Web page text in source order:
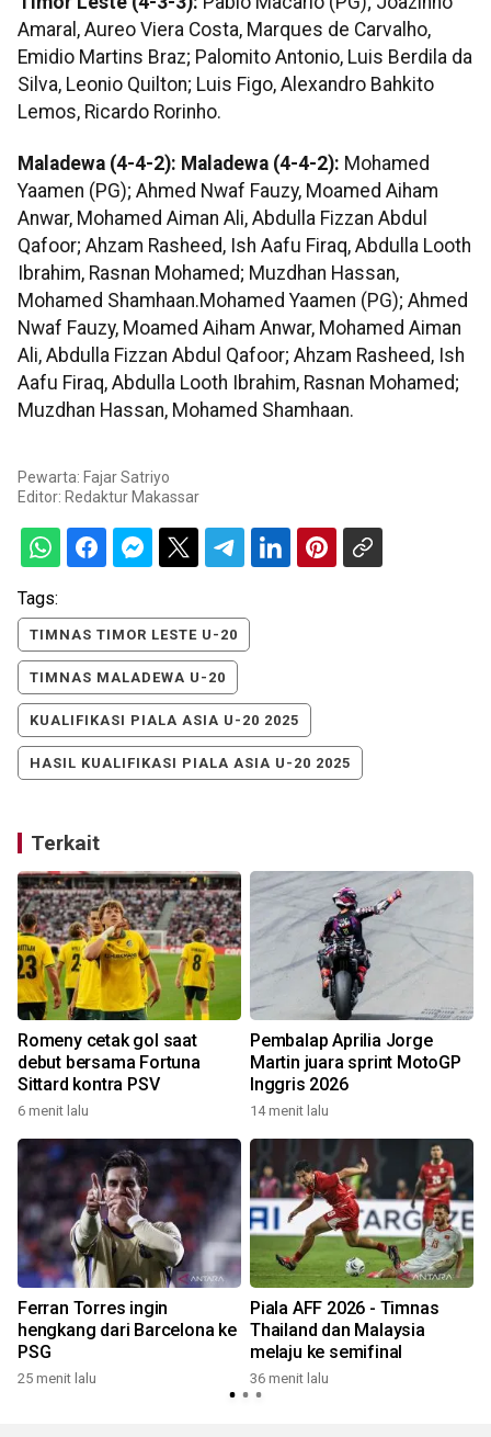
Amaral, Aureo Viera Costa, Marques de Carvalho,
Emidio Martins Braz; Palomito Antonio, Luis Berdila da
Silva, Leonio Quilton; Luis Figo, Alexandro Bahkito
Lemos, Ricardo Rorinho.
Maladewa (4-4-2): Maladewa (4-4-2): Mohamed
Yaamen (PG); Ahmed Nwaf Fauzy, Moamed Aiham
Anwar, Mohamed Aiman Ali, Abdulla Fizzan Abdul
Qafoor; Ahzam Rasheed, Ish Aafu Firaq, Abdulla Looth
Ibrahim, Rasnan Mohamed; Muzdhan Hassan,
Mohamed Shamhaan.Mohamed Yaamen (PG); Ahmed
Nwaf Fauzy, Moamed Aiham Anwar, Mohamed Aiman
Ali, Abdulla Fizzan Abdul Qafoor; Ahzam Rasheed, Ish
Aafu Firaq, Abdulla Looth Ibrahim, Rasnan Mohamed;
Muzdhan Hassan, Mohamed Shamhaan.
Pewarta: Fajar Satriyo
Editor: Redaktur Makassar
Tags:
TIMNAS TIMOR LESTE U-20
TIMNAS MALADEWA U-20
KUALIFIKASI PIALA ASIA U-20 2025
HASIL KUALIFIKASI PIALA ASIA U-20 2025
Terkait
Romeny cetak gol saat
debut bersama Fortuna
Sittard kontra PSV
6 menit lalu
Pembalap Aprilia Jorge
Martin juara sprint MotoGP
Inggris 2026
14 menit lalu
Ferran Torres ingin
hengkang dari Barcelona ke
PSG
25 menit lalu
Piala AFF 2026 - Timnas
Thailand dan Malaysia
melaju ke semifinal
36 menit lalu